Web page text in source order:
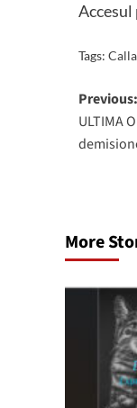
Tags:
Post
Previous:
ULTIMA
More